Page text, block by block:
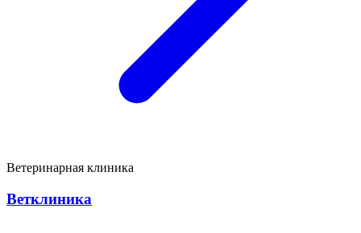
Ветеринарная клиника
Ветклиника